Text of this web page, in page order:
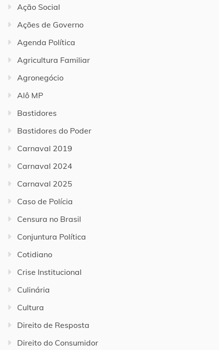
Ação Social
Ações de Governo
Agenda Política
Agricultura Familiar
Agronegócio
Alô MP
Bastidores
Bastidores do Poder
Carnaval 2019
Carnaval 2024
Carnaval 2025
Caso de Polícia
Censura no Brasil
Conjuntura Política
Cotidiano
Crise Institucional
Culinária
Cultura
Direito de Resposta
Direito do Consumidor